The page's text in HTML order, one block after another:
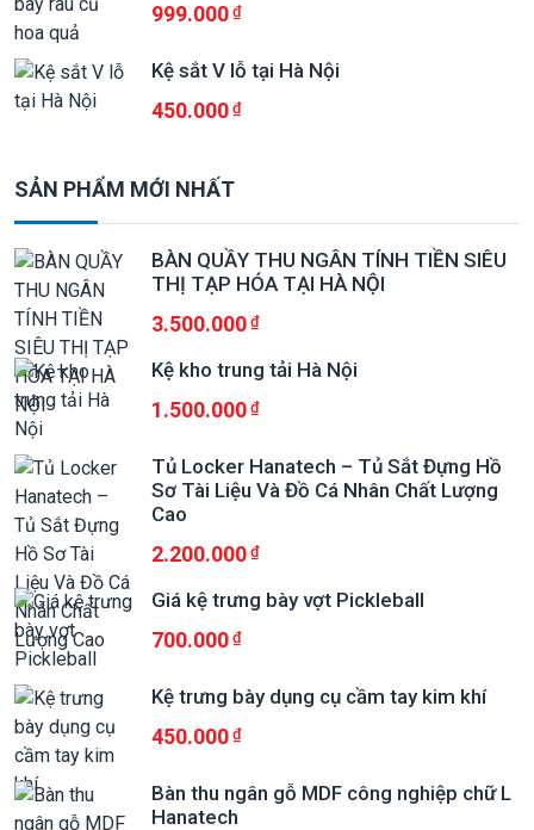
999.000
Kệ sắt V lỗ tại Hà Nội
450.000
SẢN PHẨM MỚI NHẤT
BÀN QUẦY THU NGÂN TÍNH TIỀN SIÊU
THỊ TẠP HÓA TẠI HÀ NỘI
3.500.000
Kệ kho trung tải Hà Nội
1.500.000
Tủ Locker Hanatech – Tủ Sắt Đựng Hồ
Sơ Tài Liệu Và Đồ Cá Nhân Chất Lượng
Cao
2.200.000
Giá kệ trưng bày vợt Pickleball
700.000
Kệ trưng bày dụng cụ cầm tay kim khí
450.000
Bàn thu ngân gỗ MDF công nghiệp chữ L
Hanatech